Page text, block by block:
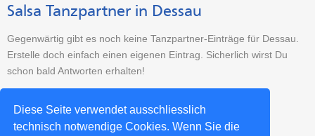
Diese Seite verwendet ausschliesslich
technisch notwendige Cookies. Wenn Sie die
Salsa Tanzpartner in Dessau
Gegenwärtig gibt es noch keine Tanzpartner-Einträge für Dessau.
Erstelle doch einfach einen eigenen Eintrag. Sicherlich wirst Du
schon bald Antworten erhalten!
Tanzpartner-Sucheintrag erstellen >>